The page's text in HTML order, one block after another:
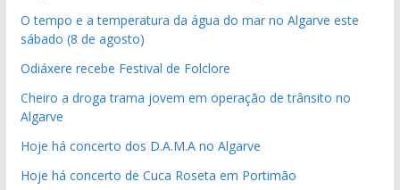
O tempo e a temperatura da água do mar no Algarve este
sábado (8 de agosto)
Odiáxere recebe Festival de Folclore
Cheiro a droga trama jovem em operação de trânsito no
Algarve
Hoje há concerto dos D.A.M.A no Algarve
Hoje há concerto de Cuca Roseta em Portimão